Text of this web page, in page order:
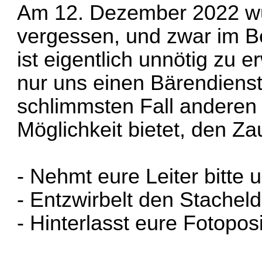
Am 12. Dezember 2022
vergessen, und zwar im
ist eigentlich unnötig zu
nur uns einen
schlimmsten Fall
Möglichkeit bietet, den
- Nehmt eure Leiter bitte
- Entzwirbelt den
- Hinterlasst eure